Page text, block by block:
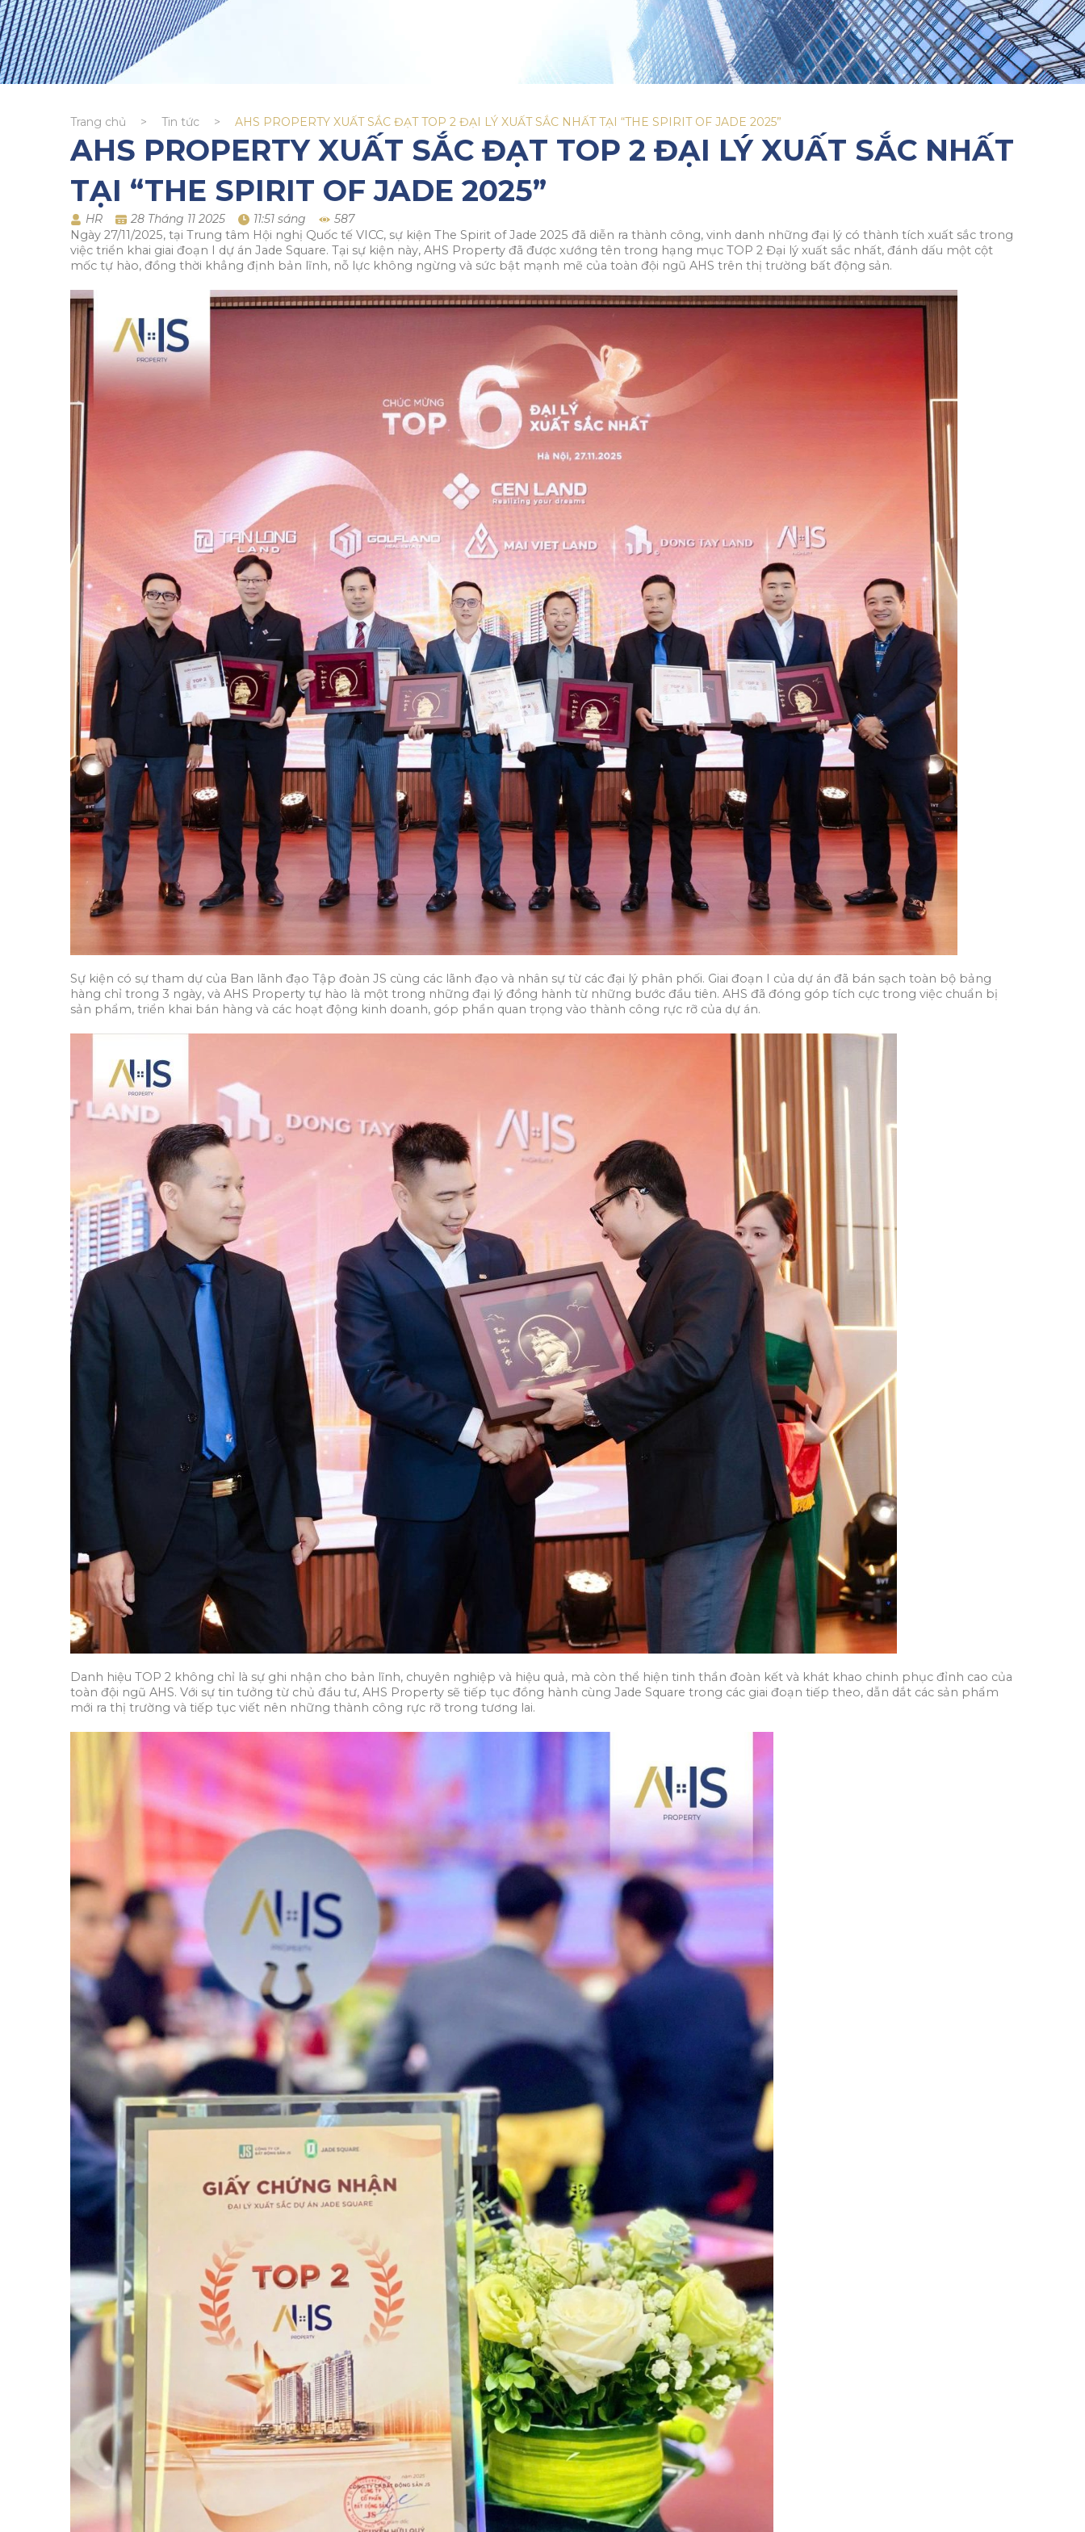
Trang chủ > Tin tức > AHS PROPERTY XUẤT SẮC ĐẠT TOP 2 ĐẠI LÝ XUẤT SẮC NHẤT TẠI “THE SPIRIT OF JADE 2025”
AHS PROPERTY XUẤT SẮC ĐẠT TOP 2 ĐẠI LÝ XUẤT SẮC NHẤT
TẠI “THE SPIRIT OF JADE 2025”
HR 28 Tháng 11 2025 11:51 sáng
587
Ngày 27/11/2025, tại Trung tâm Hội nghị Quốc tế VICC, sự kiện The Spirit of Jade 2025 đã diễn ra thành công, vinh danh những đại lý có thành tích xuất sắc trong
việc triển khai giai đoạn I dự án Jade Square. Tại sự kiện này, AHS Property đã được xướng tên trong hạng mục TOP 2 Đại lý xuất sắc nhất, đánh dấu một cột
mốc tự hào, đồng thời khẳng định bản lĩnh, nỗ lực không ngừng và sức bật mạnh mẽ của toàn đội ngũ AHS trên thị trường bất động sản.
Sự kiện có sự tham dự của Ban lãnh đạo Tập đoàn JS cùng các lãnh đạo và nhân sự từ các đại lý phân phối. Giai đoạn I của dự án đã bán sạch toàn bộ bảng
hàng chỉ trong 3 ngày, và AHS Property tự hào là một trong những đại lý đồng hành từ những bước đầu tiên. AHS đã đóng góp tích cực trong việc chuẩn bị
sản phẩm, triển khai bán hàng và các hoạt động kinh doanh, góp phần quan trọng vào thành công rực rỡ của dự án.
Danh hiệu TOP 2 không chỉ là sự ghi nhận cho bản lĩnh, chuyên nghiệp và hiệu quả, mà còn thể hiện tinh thần đoàn kết và khát khao chinh phục đỉnh cao của
toàn đội ngũ AHS. Với sự tin tưởng từ chủ đầu tư, AHS Property sẽ tiếp tục đồng hành cùng Jade Square trong các giai đoạn tiếp theo, dẫn dắt các sản phẩm
mới ra thị trường và tiếp tục viết nên những thành công rực rỡ trong tương lai.